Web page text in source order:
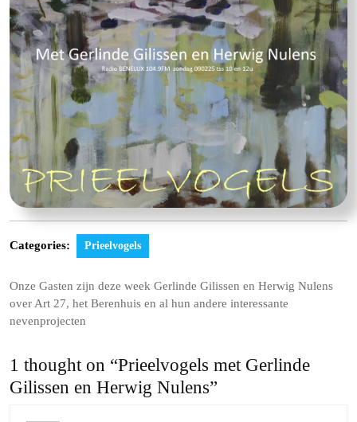
Categories: Prieelvogels
Onze Gasten zijn deze week Gerlinde Gilissen en Herwig Nulens
over Art 27, het Berenhuis en al hun andere interessante
nevenprojecten
1 thought on “Prieelvogels met Gerlinde
Gilissen en Herwig Nulens”